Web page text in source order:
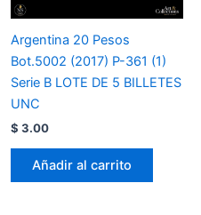
Argentina 20 Pesos
Bot.5002 (2017) P-361 (1)
Serie B LOTE DE 5 BILLETES
UNC
$ 3.00
Añadir al carrito